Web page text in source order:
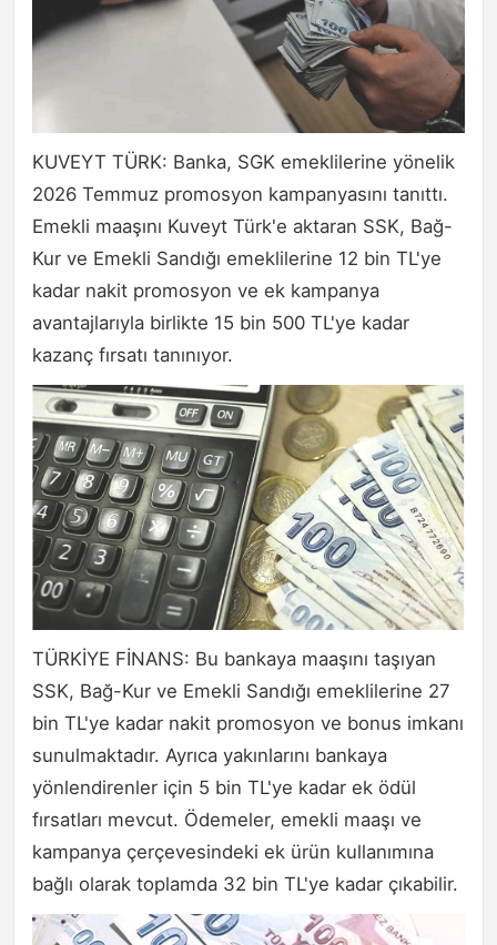
KUVEYT TÜRK: Banka, SGK emeklilerine yönelik
2026 Temmuz promosyon kampanyasını tanıttı.
Emekli maaşını Kuveyt Türk'e aktaran SSK, Bağ-
Kur ve Emekli Sandığı emeklilerine 12 bin TL'ye
kadar nakit promosyon ve ek kampanya
avantajlarıyla birlikte 15 bin 500 TL'ye kadar
kazanç fırsatı tanınıyor.
TÜRKİYE FİNANS: Bu bankaya maaşını taşıyan
SSK, Bağ-Kur ve Emekli Sandığı emeklilerine 27
bin TL'ye kadar nakit promosyon ve bonus imkanı
sunulmaktadır. Ayrıca yakınlarını bankaya
yönlendirenler için 5 bin TL'ye kadar ek ödül
fırsatları mevcut. Ödemeler, emekli maaşı ve
kampanya çerçevesindeki ek ürün kullanımına
bağlı olarak toplamda 32 bin TL'ye kadar çıkabilir.